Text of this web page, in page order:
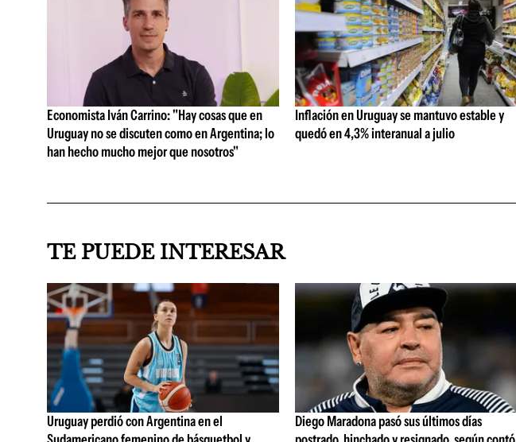
Economista Iván Carrino: "Hay cosas que en
Uruguay no se discuten como en Argentina; lo
han hecho mucho mejor que nosotros"
Inflación en Uruguay se mantuvo estable y
quedó en 4,3% interanual a julio
TE PUEDE INTERESAR
Uruguay perdió con Argentina en el
Diego Maradona pasó sus últimos días